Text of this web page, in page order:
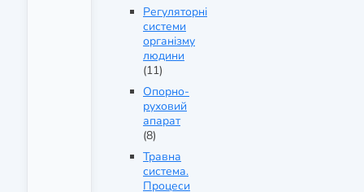
Регуляторні
системи
організму
людини
(11)
Опорно-
руховий
апарат
(8)
Травна
система.
Процеси